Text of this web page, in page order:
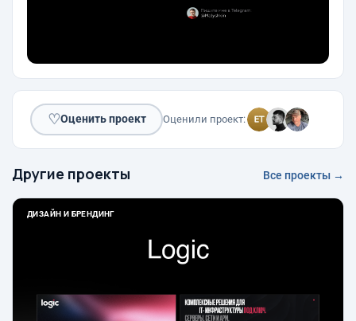
♡Оценить проект Оценили проект:
Другие проекты Все проекты →
ДИЗАЙН И БРЕНДИНГ